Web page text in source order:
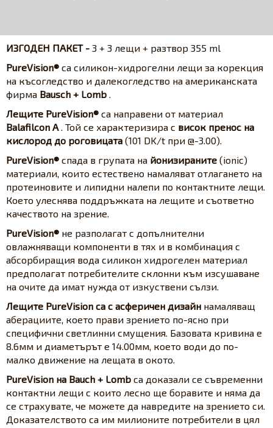
ИЗГОДЕН ПАКЕТ - 3 + 3 лещи + разтвор 355 ml
PureVision® са силикон-хидрогелни лещи за корекция
на късогледство и далекогледство на американската
фирма Bausch + Lomb .
Лещите PureVision® са направени от материал
Balafilcon A. Той се характеризира с висок пренос на
кислород до роговицата (101 DK/t при @-3.00).
PureVision® спада в групата на йонизираните (ionic)
материали, които естествено намаляват отлагането на
протеиновите и липидни налепи по контактните лещи.
Което улеснява поддръжката на лещите и съответно
качеството на зрение.
PureVision® не разполагат с допълнителни
овлажняващи компоненти в тях и в комбинация с
абсорбиращия вода силикон хидрогелен материал
предполагат потребителите склонни към изсушаване
на очите да имат нужда от изкуствени сълзи.
Лещите PureVision са с асферичен дизайн намаляващ
аберациите, което прави зрението по-ясно при
специфични светлинни смущения. Базовата кривина е
8.6мм и диаметърът е 14.00мм, което води до по-
малко движение на лещата в окото.
PureVision на Bauch + Lomb са доказали се съвременни
контактни лещи с които лесно ще боравите и няма да
се страхувате, че можете да навредите на зрението си.
Доказателството са им милионите потребители в цял